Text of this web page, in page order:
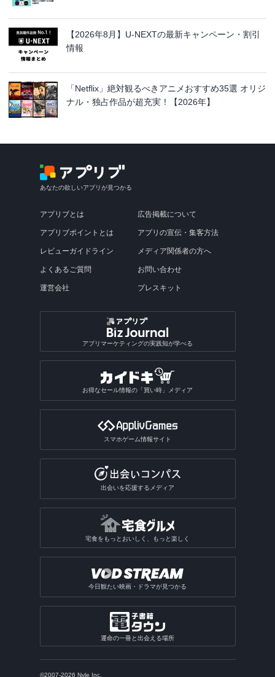
【2026年8月】U-NEXTの最新キャンペーン・割引
情報
「Netflix」絶対観るべきアニメおすすめ35選 オリジ
ナル・独占作品が超充実！【2026年】
あなたの欲しいアプリが見つかる
アプリブとは
アプリブポイントとは
レビューガイドライン
よくあるご質問
運営会社
広告掲載について
アプリの宣伝・集客方法
メディア関係者の方へ
お問い合わせ
プレスキット
アプリマーケティングの実践知が学べる
お得なセール情報の「買い時」メディア
スマホゲーム情報サイト
出会いを応援するメディア
宅食をもっとおいしく、もっと楽しく
今日観たい映画・ドラマが見つかる
運命の一冊と出会える場所
©2007-2026 Nyle Inc.